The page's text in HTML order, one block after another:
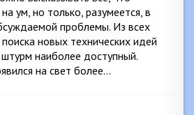
ум, но только, разумеется, в
проблемы. Из всех
новых технических идей
наиболее доступный.
на свет более…